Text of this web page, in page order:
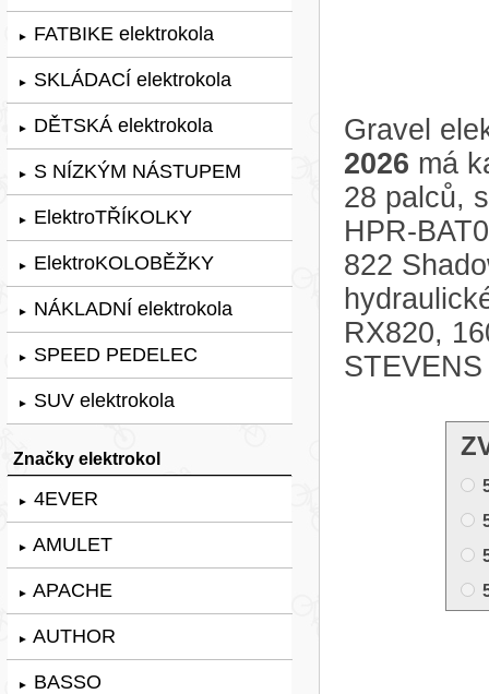
► FATBIKE elektrokola
► SKLÁDACÍ elektrokola
► DĚTSKÁ elektrokola
► S NÍZKÝM NÁSTUPEM
► ElektroTŘÍKOLKY
► ElektroKOLOBĚŽKY
► NÁKLADNÍ elektrokola
► SPEED PEDELEC
► SUV elektrokola
Značky elektrokol
► 4EVER
► AMULET
► APACHE
► AUTHOR
► BASSO
Gravel
2026 má
28 palců,
HPR-
822
RX820,